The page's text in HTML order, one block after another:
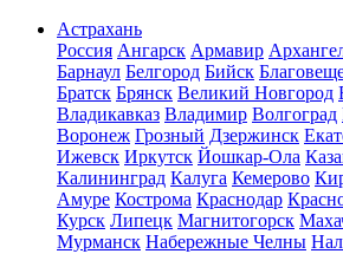
Астрахань
Россия Ангарск Армавир
Барнаул Белгород Бийск
Братск Брянск Великий Новгород
Владикавказ Владимир Волгоград
Воронеж Грозный Дзержинск
Ижевск Иркутск Йошкар-Ола
Калининград Калуга Кемерово
Амуре Кострома Краснодар
Курск Липецк Магнитогорск
Мурманск Набережные Челны